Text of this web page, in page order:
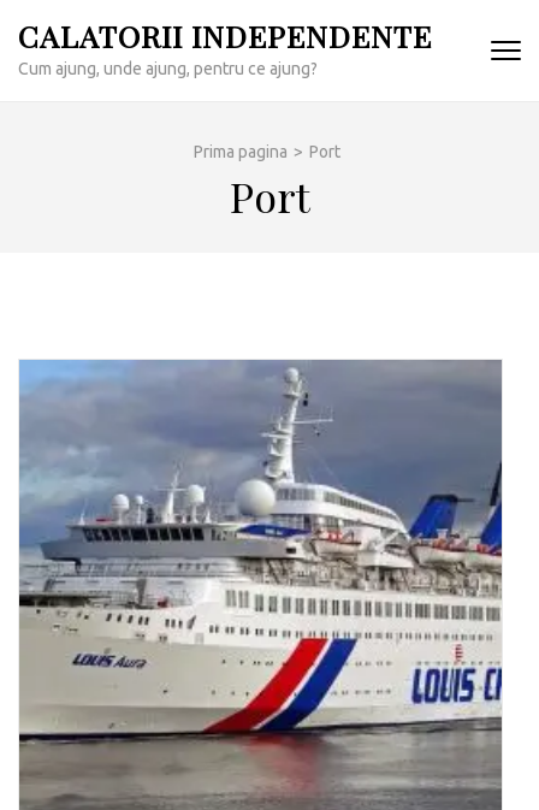
conținut
CALATORII INDEPENDENTE
Cum ajung, unde ajung, pentru ce ajung?
Prima pagina > Port
Port